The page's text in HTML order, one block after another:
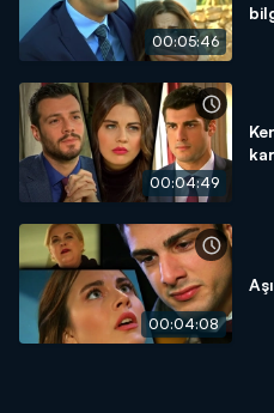
00:05:46
00:04:49
00:04:08